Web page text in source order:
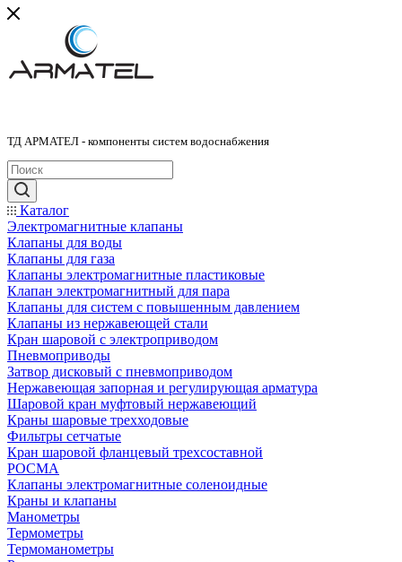
ТД АРМАТЕЛ - компоненты систем водоснабжения
Каталог
Электромагнитные клапаны
Клапаны для воды
Клапаны для газа
Клапаны электромагнитные пластиковые
Клапан электромагнитный для пара
Клапаны для систем с повышенным давлением
Клапаны из нержавеющей стали
Кран шаровой с электроприводом
Пневмоприводы
Затвор дисковый с пневмоприводом
Нержавеющая запорная и регулирующая арматура
Шаровой кран муфтовый нержавеющий
Краны шаровые трехходовые
Фильтры сетчатые
Кран шаровой фланцевый трехсоставной
РОСМА
Клапаны электромагнитные соленоидные
Краны и клапаны
Манометры
Термометры
Термоманометры